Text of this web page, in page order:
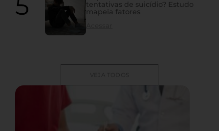
tentativas de suicídio? Estudo
mapeia fatores
VEJA TODOS